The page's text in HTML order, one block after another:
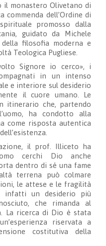
il monastero Olivetano di
commenda dell’Ordine di
promosso dalla
guidato da Michele
filosofia moderna e
Teologica Pugliese.
Signore io cerco», i
in un intenso
e interiore sul desiderio
il cuore umano. Le
itinerario che, partendo
ha condotto alla
come risposta autentica
il prof. Illiceto ha
cerchi Dio anche
dentro di sé una fame
terrena può colmare
le attese e le fragilità
infatti un desiderio più
che rimanda al
La ricerca di Dio è stata
riservata a
costitutiva della